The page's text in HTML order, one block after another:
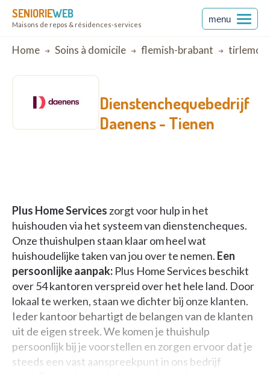
SENIORIEWEB
Maisons de repos & résidences-services
menu
Breadcrumb
Home Soins à domicile flemish-brabant
Dienstenchequebedrijf
Daenens - Tienen
Plus Home Services zorgt voor hulp in het
huishouden via het systeem van dienstencheques.
Onze thuishulpen staan klaar om heel wat
huishoudelijke taken van jou over te nemen. Een
persoonlijke aanpak: Plus Home Services beschikt
over 54 kantoren verspreid over het hele land. Door
lokaal te werken, staan we dichter bij onze klanten.
Ieder kantoor behartigt de belangen van de klanten
uit de eigen streek. We komen je thuishulp
persoonlijk bij je voorstellen en zorgen ervoor dat je
steeds een vast aanspreekpunt in ons bedrijf